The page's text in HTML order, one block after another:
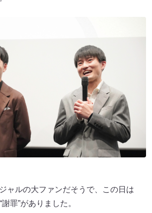
ャルの大ファンだそうで、この日は
罪”がありました。